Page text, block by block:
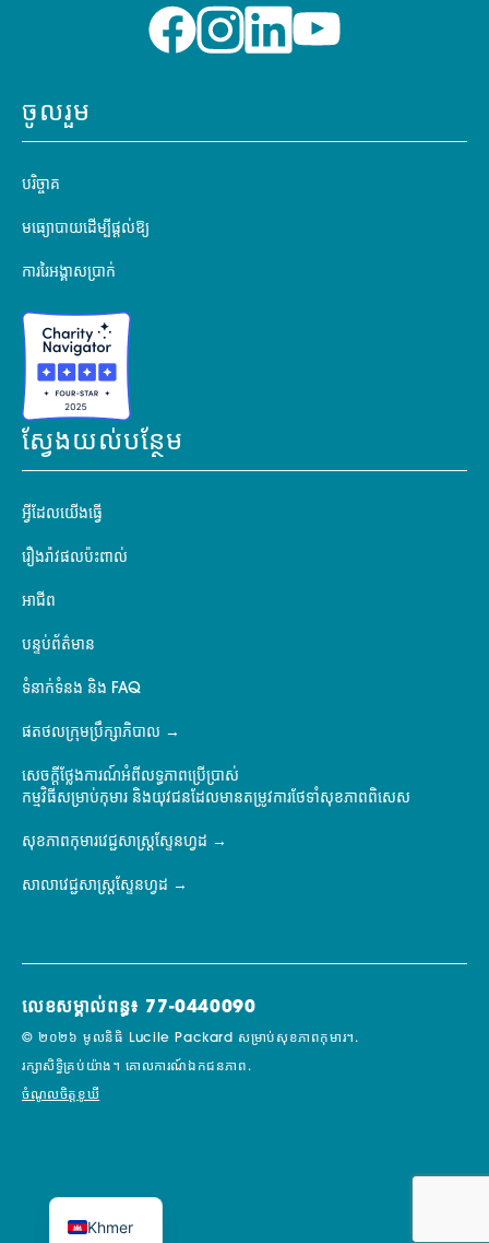
ចូលរួម
បរិច្ចាគ
មធ្យោបាយដើម្បីផ្តល់ឱ្យ
ការរៃអង្គាសប្រាក់
ស្វែងយល់បន្ថែម
អ្វីដែលយើងធ្វើ
រឿងរ៉ាវផលប៉ះពាល់
អាជីព
បន្ទប់ព័ត៌មាន
ទំនាក់ទំនង និង FAQ
ផតថលក្រុមប្រឹក្សាភិបាល
សេចក្តីថ្លែងការណ៍អំពីលទ្ធភាពប្រើប្រាស់
កម្មវិធីសម្រាប់កុមារ និងយុវជនដែលមានតម្រូវការថែទាំសុខភាពពិសេស
សុខភាពកុមារវេជ្ជសាស្ត្រស្ទែនហ្វដ
សាលាវេជ្ជសាស្ត្រស្ទែនហ្វដ
លេខសម្គាល់ពន្ធ៖ 77-0440090
© ២០២៦ មូលនិធិ Lucile Packard សម្រាប់សុខភាពកុមារ។.
រក្សាសិទ្ធិគ្រប់យ៉ាង។ គោលការណ៍ឯកជនភាព.
ចំណូលចិត្តខូឃី
Khmer